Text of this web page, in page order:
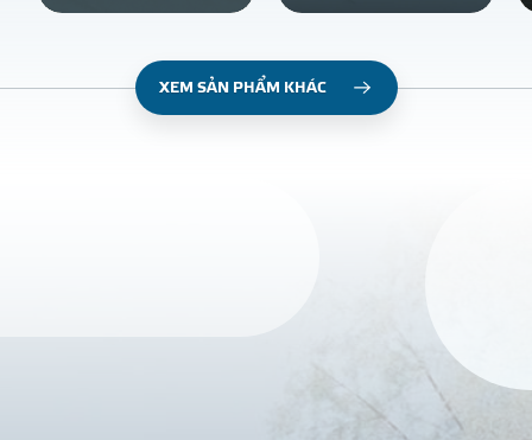
XEM SẢN PHẨM KHÁC